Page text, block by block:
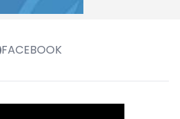
FACEBOOK